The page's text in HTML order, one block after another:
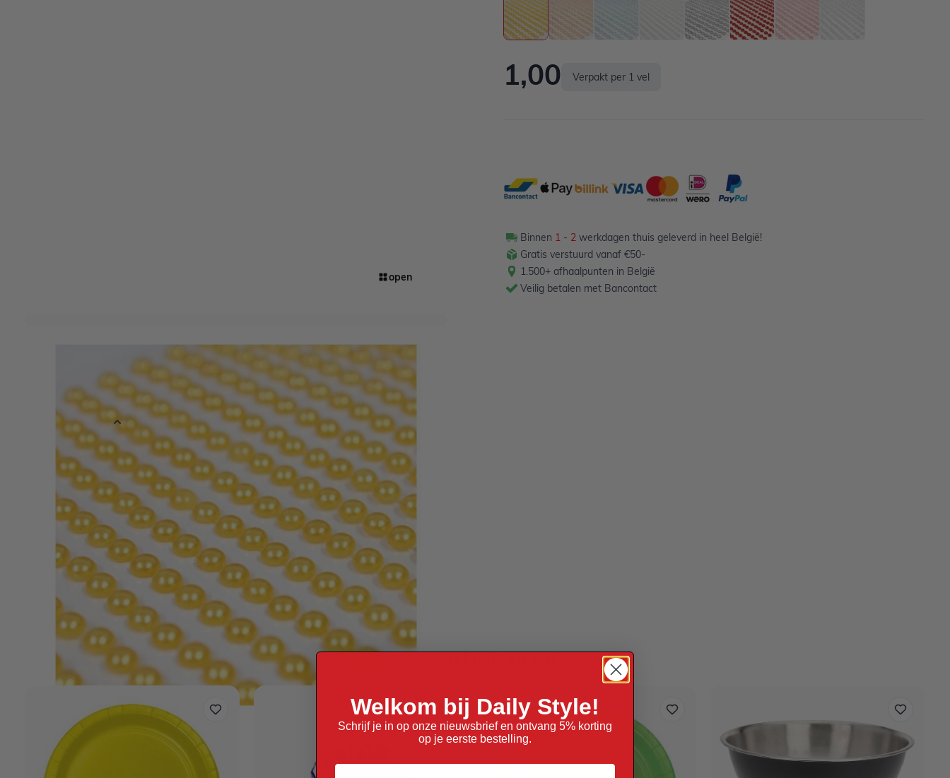
open
Glanzende parel stickervel in diverse kleuren verkrijgbaar. Eén stickervel bevat 396 parel
steentjes. De steentjes hebben een diameter van 0,4 cm.
Meer informatie
8788911146124
Goud
Materiaal Plastic
Verpakt per Verpakt per 1 vel
Afmetingen 0,4 cm
Reviews
1,00 Verpakt per 1 vel
Binnen 1 - 2 werkdagen thuis geleverd in heel België!
Gratis verstuurd vanaf €50-
1.500+ afhaalpunten in België
Veilig betalen met Bancontact
Anderen kochten ook
Welkom bij Daily Style!
Schrijf je in op onze nieuwsbrief en ontvang 5% korting
op je eerste bestelling.
Voornaam